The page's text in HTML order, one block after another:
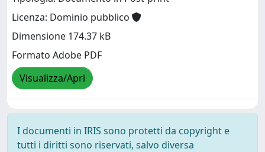
Licenza: Dominio pubblico
Dimensione 174.37 kB
Formato Adobe PDF
Visualizza/Apri
I documenti in IRIS sono protetti da copyright e
tutti i diritti sono riservati, salvo diversa